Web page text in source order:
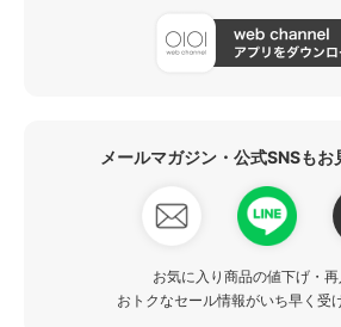
メールマガジン・公式SNSもお
お気に入り商品の値下げ・
おトクなセール情報がいち早く受